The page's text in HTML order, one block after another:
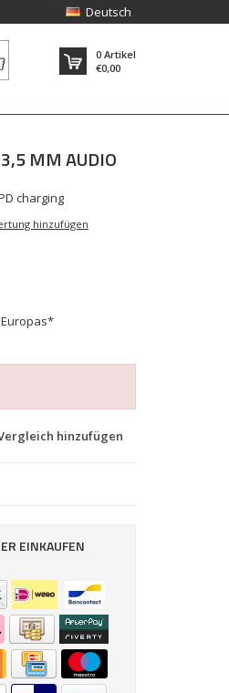
Deutsch
0 Artikel
€0,00
MM AUDIO
charging
hinzufügen
hinzufügen
EINKAUFEN